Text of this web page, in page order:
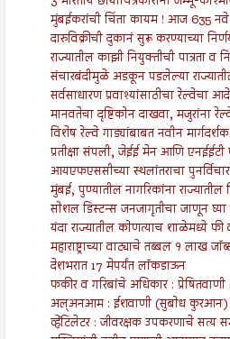
मुंबईकरांची चिंता कायम ! आज 635 नवे
दारुविक्रीची दुकानं सुरू करण्याच्या
राज्यातील काझी नियुक्तीची पात्रता व
संचारबंदीमुळे अडकून पडलेल्या
सर्वसाधारण प्रवाश्यांसाठीचा रेल्वेचा
मानवतेचा दृष्टिकोन दाखवा, मजुरांना
विशेष रेल्वे गाड्यांबाबत नवीन
प्रतीक्षा संपली, जेईई मेन आणि एनईईटी
आयएफएससीच्या स्थलांतराचा
मुंबई, पुण्यातील नागरिकांना राज्यातील
सोशल डिस्टन्स जनजागृतीचा जाणून घ्या
यंदा राज्यातील कोणत्याच शाळेमध्ये फी
महाराष्ट्राच्या वाट्याचे तब्बल १ लाख
देशभरात 17 मेपर्यंत लॉकडाऊन
फकीर व गरिबांचे अधिकार :
अल्अनआम : ईशवाणी (सुबोध कुरआन)
व्हेंटिलेटर : जीवरक्षक उपकरणाचे सत्य